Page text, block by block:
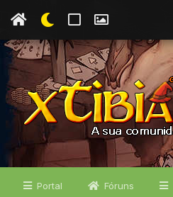
Portal Fóruns